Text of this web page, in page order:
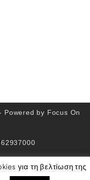
Powered by Focus On
για τη βελτίωση της